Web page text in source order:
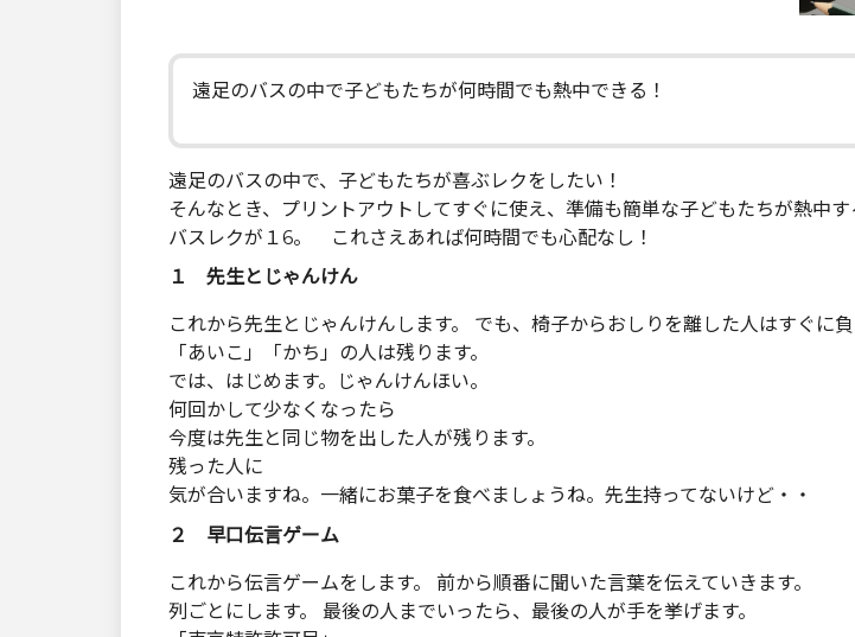
遠足のバスの中で子どもたちが何時間でも熱中できる！
遠足のバスの中で、子どもたちが喜ぶレクをしたい！
そんなとき、プリントアウトしてすぐに使え、準備も簡単な子どもたちが熱中す
バスレクが１6。 これさえあれば何時間でも心配なし！
１ 先生とじゃんけん
これから先生とじゃんけんします。 でも、椅子からおしりを離した人はすぐに負
「あいこ」「かち」の人は残ります。
では、はじめます。じゃんけんほい。
何回かして少なくなったら
今度は先生と同じ物を出した人が残ります。
残った人に
気が合いますね。一緒にお菓子を食べましょうね。先生持ってないけど・・
２ 早口伝言ゲーム
これから伝言ゲームをします。 前から順番に聞いた言葉を伝えていきます。
列ごとにします。 最後の人までいったら、最後の人が手を挙げます。